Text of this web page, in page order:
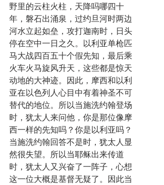
野里的云柱火柱，天降吗哪四十
年，磐石出涌泉，过约旦河时两边
河水立起如垒，攻打迦南时，日头
停在空中一日之久。以利亚单枪匹
马大战四百五十个假先知，最后乘
火车火马旋风升天，这些都是惊天
动地的大神迹。因此，摩西和以利
亚在以色列人心目中有着神圣不可
替代的地位。所以当施洗约翰登场
时，犹太人来问他，你是那位像摩
西一样的先知吗？你是以利亚吗？
当施洗约翰回答不是时，犹太人显
然很失望。所以当耶稣出来传道
时，犹太人又兴奋了一阵子，心想
这一位大概是基督无疑了。因此当